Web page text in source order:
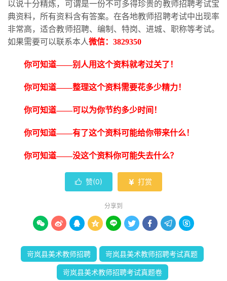
以说十分精炼，可谓是一份不可多得珍贵的教师招聘考试宝
典资料，所有资料含有答案。在各地教师招聘考试中出现率
非常高，适合教师招聘、编制、特岗、进城、职称等考试。
如果需要可以联系本人微信： 3829350
你可知道——别人用这个资料就考过关了！
你可知道——整理这个资料需要花多少精力！
你可知道——可以为你节约多少时间！
你可知道——有了这个资料可能给你带来什么！
你可知道——没这个资料你可能失去什么？
 赞(0)  打赏
分享到
        
岢岚县美术教师招聘 岢岚县美术教师招聘考试真题
岢岚县美术教师招聘考试真题卷